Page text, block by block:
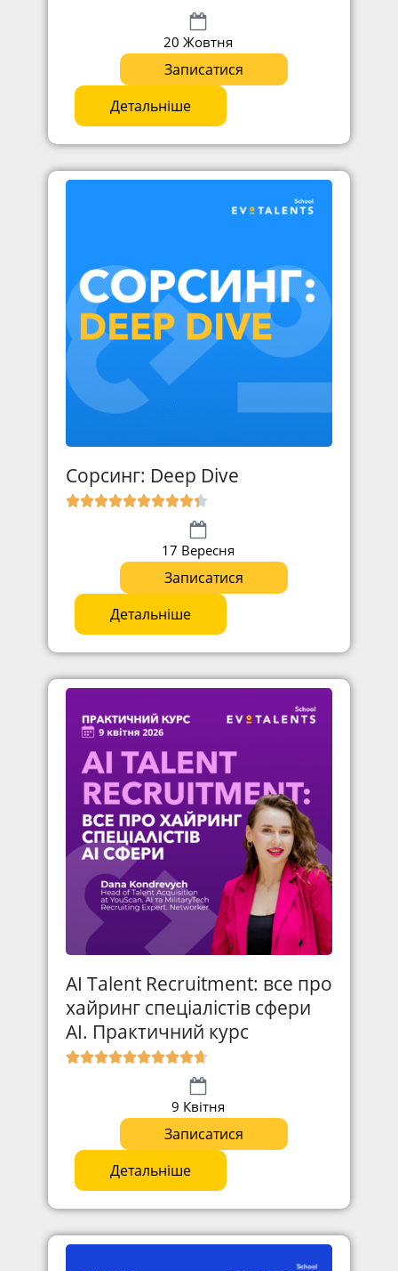
20 Жовтня
Записатися
Детальніше
Сорсинг: Deep Dive
17 Вересня
Записатися
Детальніше
AI Talent Recruitment: все про
хайринг спеціалістів сфери
АІ. Практичний курс
9 Квітня
Записатися
Детальніше